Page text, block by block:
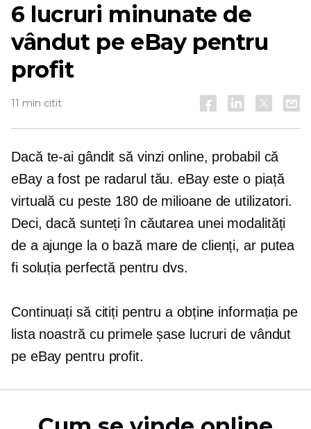
6 lucruri minunate de
vândut pe eBay pentru
profit
11 min citit
Dacă te-ai gândit să vinzi online, probabil că
eBay a fost pe radarul tău. eBay este o piață
virtuală cu peste 180 de milioane de utilizatori.
Deci, dacă sunteți în căutarea unei modalități
de a ajunge la o bază mare de clienți, ar putea
fi soluția perfectă pentru dvs.
Continuați să citiți pentru a obține informația pe
lista noastră cu primele șase lucruri de vândut
pe eBay pentru profit.